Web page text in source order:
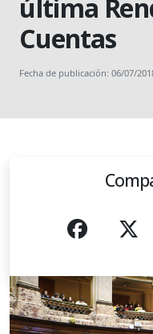
última
Cuentas
Fecha de publicación: 06/07/